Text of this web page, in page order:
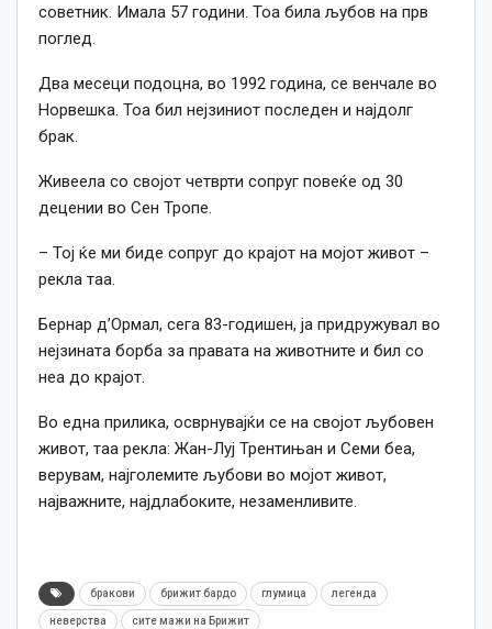
советник. Имала 57 години. Тоа била љубов на прв
поглед.
Два месеци подоцна, во 1992 година, се венчале во
Норвешка. Тоа бил нејзиниот последен и најдолг
брак.
Живеела со својот четврти сопруг повеќе од 30
децении во Сен Тропе.
– Тој ќе ми биде сопруг до крајот на мојот живот –
рекла таа.
Бернар д’Ормал, сега 83-годишен, ја придружувал во
нејзината борба за правата на животните и бил со
неа до крајот.
Во една прилика, осврнувајќи се на својот љубовен
живот, таа рекла: Жан-Луј Трентињан и Семи беа,
верувам, најголемите љубови во мојот живот,
најважните, најдлабоките, незаменливите.
бракови брижит бардо глумица легенда
неверства сите мажи на Брижит